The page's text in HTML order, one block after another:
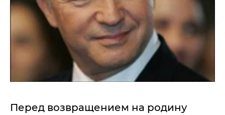
Перед возвращением на родину